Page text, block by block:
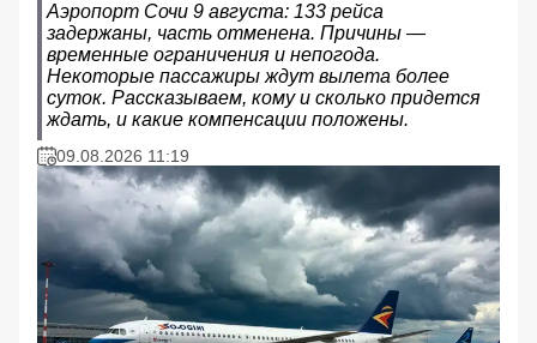
Аэропорт Сочи 9 августа: 133 рейса
задержаны, часть отменена. Причины —
временные ограничения и непогода.
Некоторые пассажиры ждут вылета более
суток. Рассказываем, кому и сколько придется
ждать, и какие компенсации положены.
09.08.2026 11:19